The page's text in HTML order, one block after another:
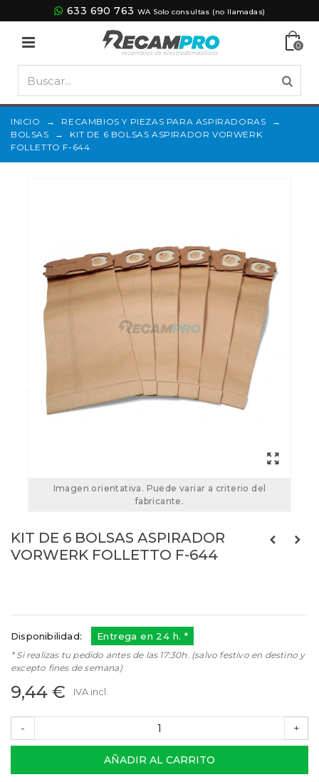
633 690 763 WA Solo consultas (no llamadas)
0
INICIO → RECAMBIOS Y PIEZAS PARA ASPIRADORAS
→
BOLSAS
→
KIT DE 6 BOLSAS ASPIRADOR VORWERK
FOLLETTO F-644
Imagen orientativa. Puede variar a criterio del
fabricante.
KIT DE 6 BOLSAS ASPIRADOR
VORWERK FOLLETTO F-644
Disponibilidad: Entrega en 24 h. *
* Si realizas tu pedido antes de las 17:30h. (salvo festivo en destino y
excepto fines de semana)
9,44 € IVA incl.
- +
AÑADIR AL CARRITO